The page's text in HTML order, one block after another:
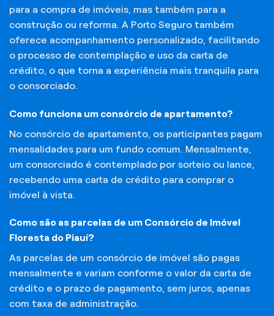
para a compra de imóveis, mas também para a
construção ou reforma. A Porto Seguro também
oferece acompanhamento personalizado, facilitando
o processo de contemplação e uso da carta de
crédito, o que torna a experiência mais tranquila para
o consorciado.
Como funciona um consórcio de apartamento?
No consórcio de apartamento, os participantes pagam
mensalidades para um fundo comum. Mensalmente,
um consorciado é contemplado por sorteio ou lance,
recebendo uma carta de crédito para comprar o
imóvel à vista.
Como são as parcelas de um Consórcio de Imóvel
Floresta do Piauí?
As parcelas de um consórcio de imóvel são pagas
mensalmente e variam conforme o valor da carta de
crédito e o prazo de pagamento, sem juros, apenas
com taxa de administração.